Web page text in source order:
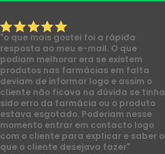
"o que mais gostei foi a rápida
resposta ao meu e-mail. O que
podiam melhorar era se existem
produtos nas farmácias em falta
deviam de informar logo e assim o
cliente não ficava na dúvida se tinha
sido erro da farmácia ou o produto
estava esgotado. Poderiam nesse
momento entrar em contacto logo
com o cliente para explicar e saber o
que o cliente desejava fazer"